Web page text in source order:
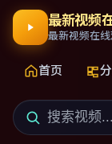
最新视频
最新视频在
首页